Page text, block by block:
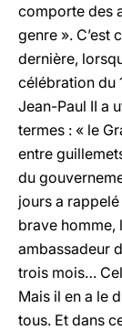
comporte des
genre ». C’est
dernière,
célébration du
Jean-Paul II a
termes : « le
entre
du
jours a rappelé
brave homme,
ambassadeur
trois mois…
Mais il en a le
tous. Et dans